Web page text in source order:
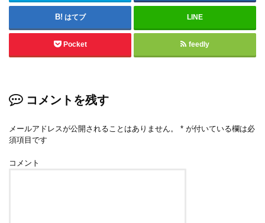
はてブ LINE
Pocket feedly
コメントを残す
メールアドレスが公開されることはありません。 * が付いている欄は必
須項目です
コメント